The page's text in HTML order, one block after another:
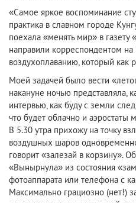
«Самое яркое воспоминание
практика в славном городе
поехала «менять мир» в газету
направили корреспондентом
воздухоплаванию, который как
Моей задачей было вести
накануне ночью представляла,
интервью, как буду с земли
что будет облачно и аэростаты
В 5.30 утра прихожу на точку
воздушных шаров
говорит «залезай в корзину».
«Вынырнула» из состояния
фотоаппарата или телефона с
Максимально грациозно (нет!)